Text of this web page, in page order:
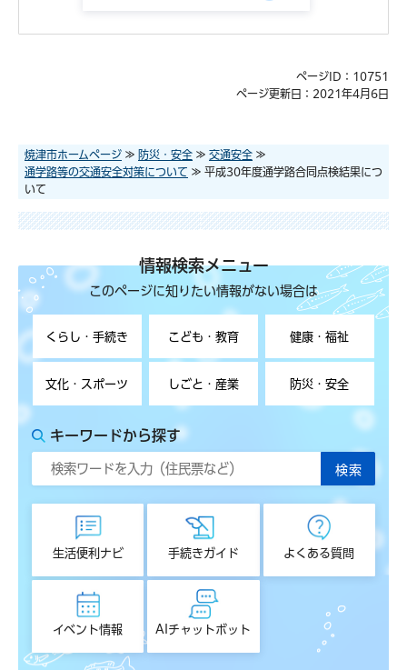
ページID：10751
ページ更新日：2021年4月6日
焼津市ホームページ ≫ 防災・安全 ≫ 交通安全 ≫
通学路等の交通安全対策について ≫ 平成30年度通学路合同点検結果につ
いて
情報検索メニュー
このページに知りたい情報がない場合は
くらし・手続き こども・教育 健康・福祉
文化・スポーツ しごと・産業 防災・安全
キーワードから探す
生活便利ナビ 手続きガイド よくある質問
イベント情報 AIチャットボット